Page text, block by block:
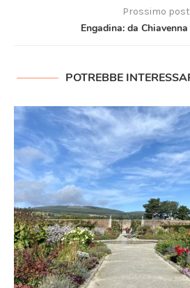
Prossimo post
Engadina: da
POTREBBE